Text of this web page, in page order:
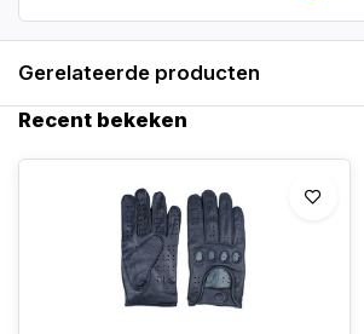
Gerelateerde producten
Recent bekeken